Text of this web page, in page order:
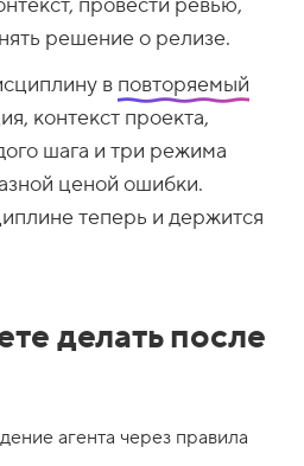
решение о релизе.
в повторяемый
контекст проекта,
шага и три режима
ценой ошибки.
теперь и держится
делать после
агента через правила